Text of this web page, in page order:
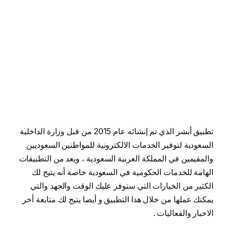
تطبيق أبشر الذي تم إنشائه عام 2015 من قبل وزارة الداخلية
السعودية لتوفير الخدمات الالكترونية للمواطنين السعوديين
والمقيمين في المملكة العربية السعودية ، ويعد من التطبيقات
الهامة للخدمات الحكومية في السعودية خاصة أنه يتيح لك
الكثير من الخيارات التي ستوفر عليك الوقت والجهد والتي
يمكنك عملها من خلال هذا التطبيق و أيضا يتيح لك متابعة أخر
الاخبار والفعاليات .